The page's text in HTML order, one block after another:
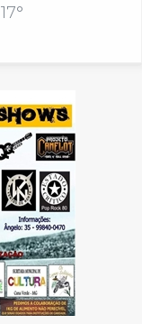
17°